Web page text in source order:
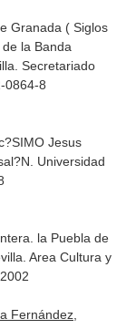
Granada ( Siglos
la Banda
Secretariado
0864-8
Jesus
Universidad
la Puebla de
Area Cultura y
Fernández,